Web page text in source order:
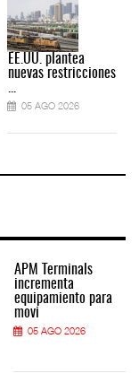
EE.UU. plantea
nuevas restricciones
05 AGO 2026
APM Terminals
incrementa
equipamiento para
movi
05 AGO 2026